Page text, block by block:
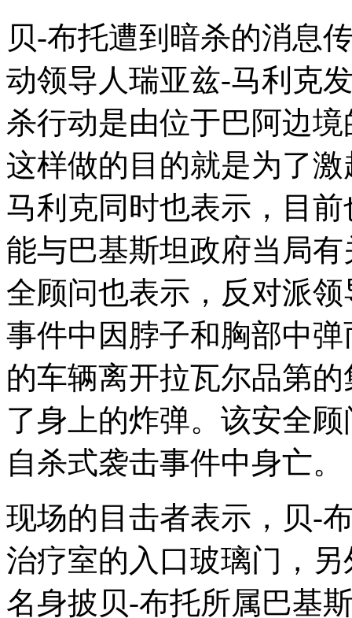
贝-布托遭到暗杀的消息
动领导人瑞亚兹-马利克
杀行动是由位于巴阿边
这样做的目的就是为了
马利克同时也表示，目
能与巴基斯坦政府当局
全顾问也表示，反对派
事件中因脖子和胸部中
的车辆离开拉瓦尔品第
了身上的炸弹。该安全
自杀式袭击事件中身亡。
现场的目击者表示，贝-
治疗室的入口玻璃门，
名身披贝-布托所属巴基